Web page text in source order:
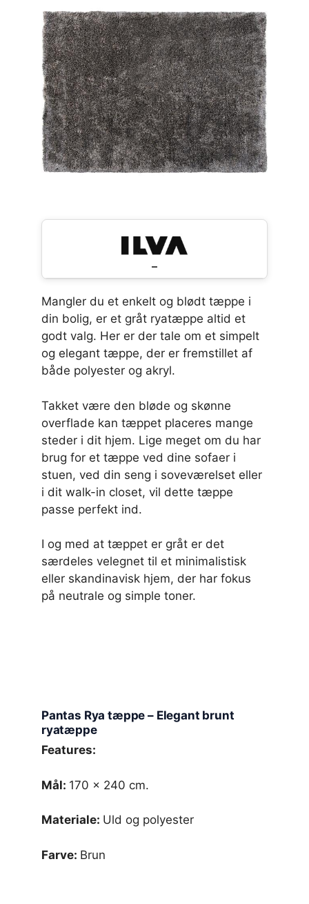
–
Mangler du et enkelt og blødt tæppe i
din bolig, er et gråt ryatæppe altid et
godt valg. Her er der tale om et simpelt
og elegant tæppe, der er fremstillet af
både polyester og akryl.
Takket være den bløde og skønne
overflade kan tæppet placeres mange
steder i dit hjem. Lige meget om du har
brug for et tæppe ved dine sofaer i
stuen, ved din seng i soveværelset eller
i dit walk-in closet, vil dette tæppe
passe perfekt ind.
I og med at tæppet er gråt er det
særdeles velegnet til et minimalistisk
eller skandinavisk hjem, der har fokus
på neutrale og simple toner.
Pantas Rya tæppe – Elegant brunt
ryatæppe
Features:
Mål: 170 x 240 cm.
Materiale: Uld og polyester
Farve: Brun